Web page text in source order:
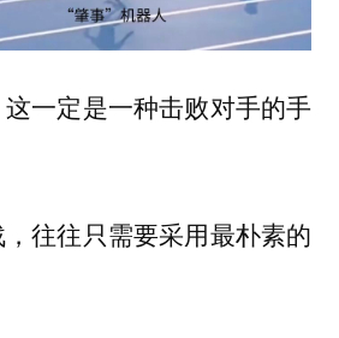
一定是一种击败对手的手
往往只需要采用最朴素的